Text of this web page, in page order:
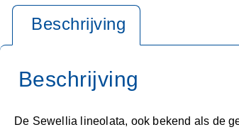
De Sewellia lineolata, ook bekend als de